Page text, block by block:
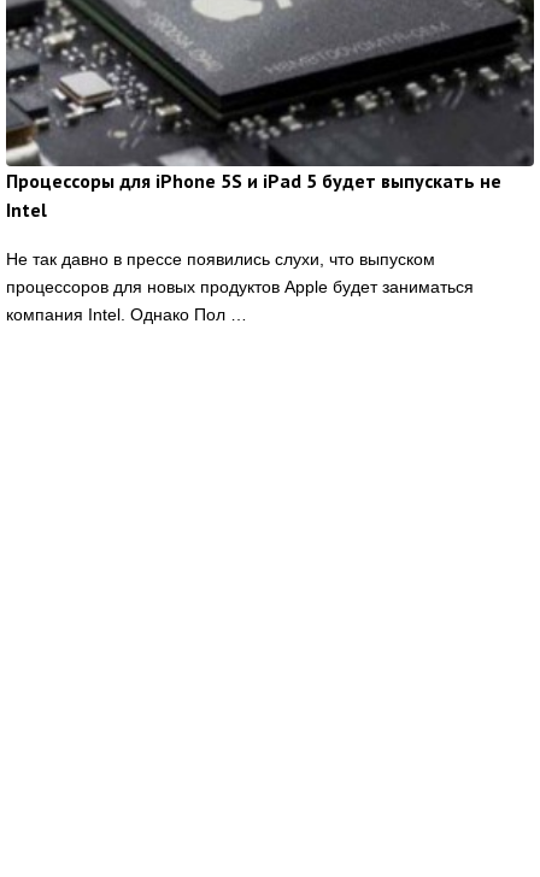
Процессоры для iPhone 5S и iPad 5 будет выпускать не
Intel
Не так давно в прессе появились слухи, что выпуском
процессоров для новых продуктов Apple будет заниматься
компания Intel. Однако Пол …